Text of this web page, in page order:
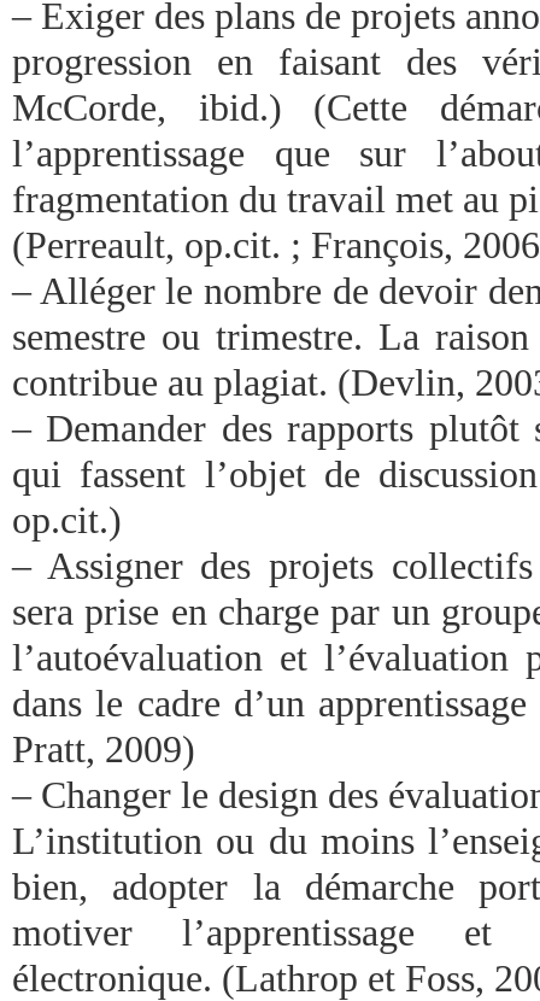
– Exiger des plans de projets
progression en faisant des
McCorde, ibid.) (Cette
l’apprentissage que sur
fragmentation du travail met au
(Perreault, op.cit. ; François,
– Alléger le nombre de devoir
semestre ou trimestre. La
contribue au plagiat. (Devlin,
– Demander des rapports plutôt
qui fassent l’objet de
op.cit.)
– Assigner des projets
sera prise en charge par un
l’autoévaluation et l’évaluation
dans le cadre d’un
Pratt, 2009)
– Changer le design des
L’institution ou du moins
bien, adopter la démarche
motiver l’apprentissage
électronique. (Lathrop et Foss,